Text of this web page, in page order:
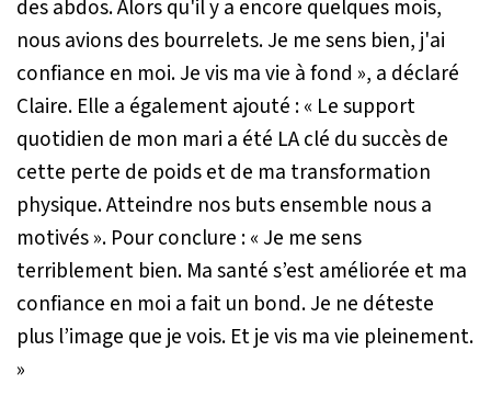
des abdos. Alors qu'il y a encore quelques mois,
nous avions des bourrelets. Je me sens bien, j'ai
confiance en moi. Je vis ma vie à fond », a déclaré
Claire. Elle a également ajouté :« Le support
quotidien de mon mari a été LA clé du succès de
cette perte de poids et de ma transformation
physique. Atteindre nos buts ensemble nous a
motivés ». Pour conclure :« Je me sens
terriblement bien. Ma santé s’est améliorée et ma
confiance en moi a fait un bond. Je ne déteste
plus l’image que je vois. Et je vis ma vie pleinement.
»